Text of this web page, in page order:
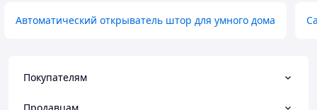
Автоматический открыватель штор для умного дома
Покупателям
Продавцам